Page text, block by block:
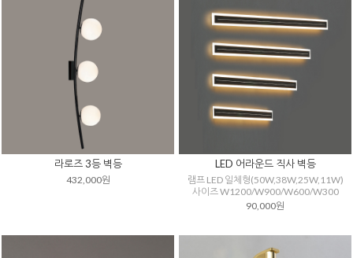
라로즈 3등 벽등
432,000원
LED 어라운드 직사 벽등
램프 LED 일체형(50W,38W,25W,11W)
사이즈 W1200/W900/W600/W300
90,000원